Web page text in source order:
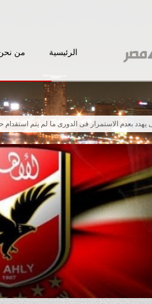
الرئيسية من
يهدد بعدم الاستمرار فى الدورى ما لم يتم استقدام